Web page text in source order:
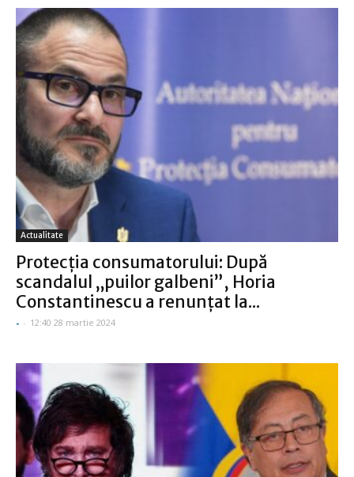
Actualitate
Protecţia consumatorului: După
scandalul „puilor galbeni”, Horia
Constantinescu a renunţat la...
- - 12:40 28 martie 2024